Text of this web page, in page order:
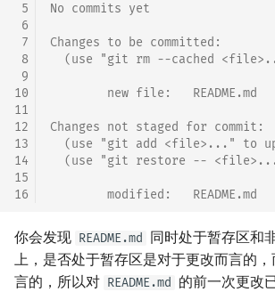
5
6
7
8
9
10
11
12
13
14
15
16
No commits yet
Changes to be committed:
(use "git rm --cached
        new file:   README.md
Changes not staged for commit:
(use "git add <file>..." to
(use "git restore --
        modified:   README.md
你会发现 README.md
同时处于暂存区和
上，是否处于暂存区是对于更改而言的
言的，所以对 README.md
的前一次更改